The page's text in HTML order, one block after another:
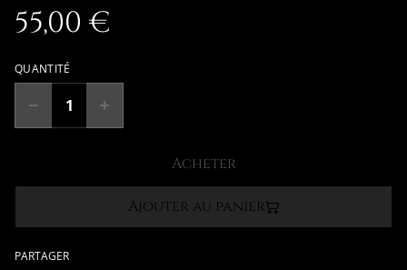
55,00 €
QUANTITÉ
Acheter
Ajouter au panier
PARTAGER